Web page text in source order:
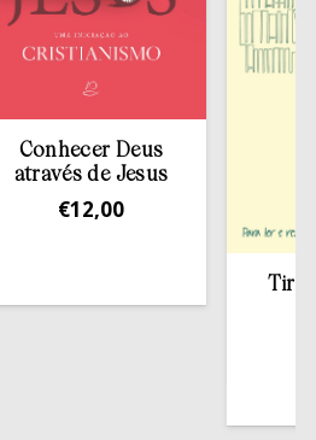
Deus
de Jesus
12,00
Tirar a